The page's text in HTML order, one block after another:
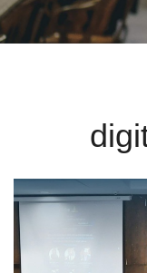
البحث العلمي
المراكز والوحدات
الأنظمة الذكية
الإعلام